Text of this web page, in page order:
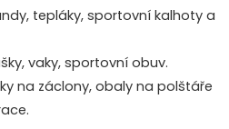
tepláky, sportovní kalhoty a
vaky, sportovní obuv.
na záclony, obaly na polštáře